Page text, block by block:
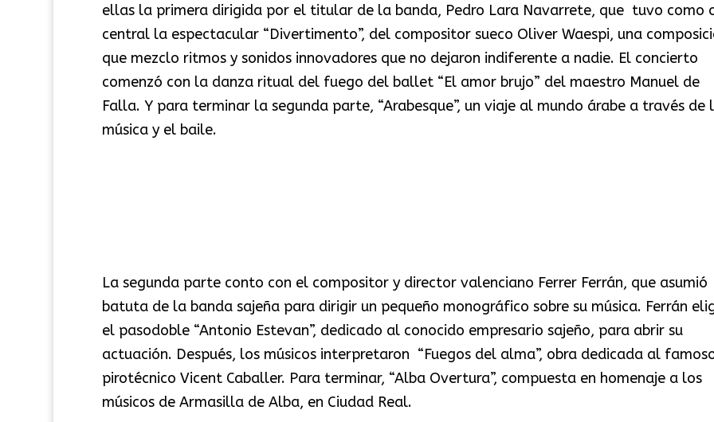
ellas la primera dirigida por el titular de la banda, Pedro Lara Navarrete, que tuvo como
central la espectacular “Divertimento”, del compositor sueco Oliver Waespi, una
que mezclo ritmos y sonidos innovadores que no dejaron indiferente a nadie. El concierto
comenzó con la danza ritual del fuego del ballet “El amor brujo” del maestro Manuel de
Falla. Y para terminar la segunda parte, “Arabesque”, un viaje al mundo árabe a través de
música y el baile.
La segunda parte conto con el compositor y director valenciano Ferrer Ferrán, que
batuta de la banda sajeña para dirigir un pequeño monográfico sobre su música. Ferrán
el pasodoble “Antonio Estevan”, dedicado al conocido empresario sajeño, para abrir su
actuación. Después, los músicos interpretaron “Fuegos del alma”, obra dedicada al
pirotécnico Vicent Caballer. Para terminar, “Alba Overtura”, compuesta en homenaje a los
músicos de Armasilla de Alba, en Ciudad Real.